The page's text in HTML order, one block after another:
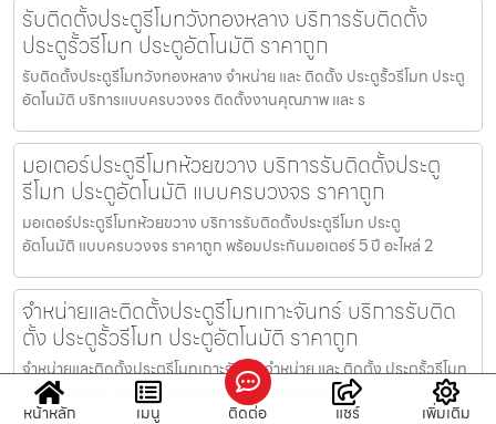
รับติดตั้งประตูรีโมทวังทองหลาง บริการรับติดตั้ง
ประตูรั้วรีโมท ประตูอัตโนมัติ ราคาถูก
รับติดตั้งประตูรีโมทวังทองหลาง จำหน่าย และ ติดตั้ง ประตูรั้วรีโมท ประตู
อัตโนมัติ บริการแบบครบวงจร ติดตั้งงานคุณภาพ และ ร
มอเตอร์ประตูรีโมทห้วยขวาง บริการรับติดตั้งประตู
รีโมท ประตูอัตโนมัติ แบบครบวงจร ราคาถูก
มอเตอร์ประตูรีโมทห้วยขวาง บริการรับติดตั้งประตูรีโมท ประตู
อัตโนมัติ แบบครบวงจร ราคาถูก พร้อมประกันมอเตอร์ 5 ปี อะไหล่ 2
จำหน่ายและติดตั้งประตูรีโมทเกาะจันทร์ บริการรับติด
ตั้ง ประตูรั้วรีโมท ประตูอัตโนมัติ ราคาถูก
จำหน่ายและติดตั้งประตูรีโมทเกาะจันทร์ จำหน่าย และ ติดตั้ง ประตูรั้วรีโมท
ประตูอัตโนมัติ บริการแบบครบวงจร ติดตั้งงานคุณภา
หน้าหลัก
เมนู ติดต่อ แชร์ เพิ่มเติม